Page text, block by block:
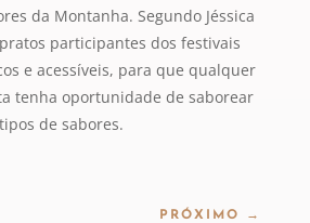
da Montanha. Segundo Jéssica
participantes dos festivais
e acessíveis, para que qualquer
tenha oportunidade de saborear
de sabores.
PRÓXIMO →